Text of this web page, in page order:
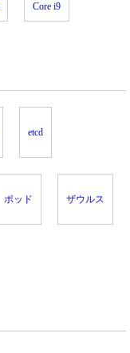
Core i9
etcd
ポッド ザウルス